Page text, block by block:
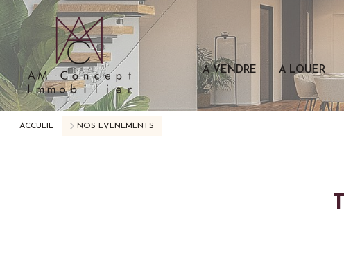
A VENDRE A LOUER
ACCUEIL NOS EVENEMENTS